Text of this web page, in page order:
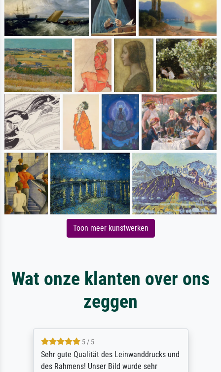
Toon meer kunstwerken
Wat onze klanten over ons
zeggen
5 / 5
Sehr gute Qualität des Leinwanddrucks und
des Rahmens! Unser Bild wurde sehr